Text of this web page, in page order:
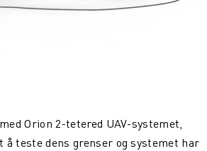
Orion 2-tetered UAV-systemet,
teste dens grenser og systemet har